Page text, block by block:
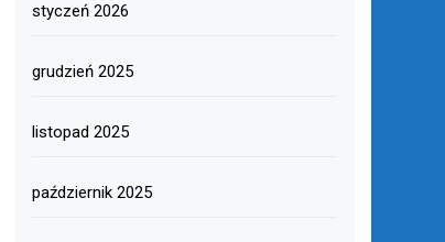
styczeń 2026
grudzień 2025
listopad 2025
październik 2025